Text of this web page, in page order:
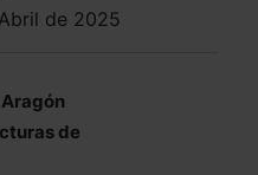
de 2025
de